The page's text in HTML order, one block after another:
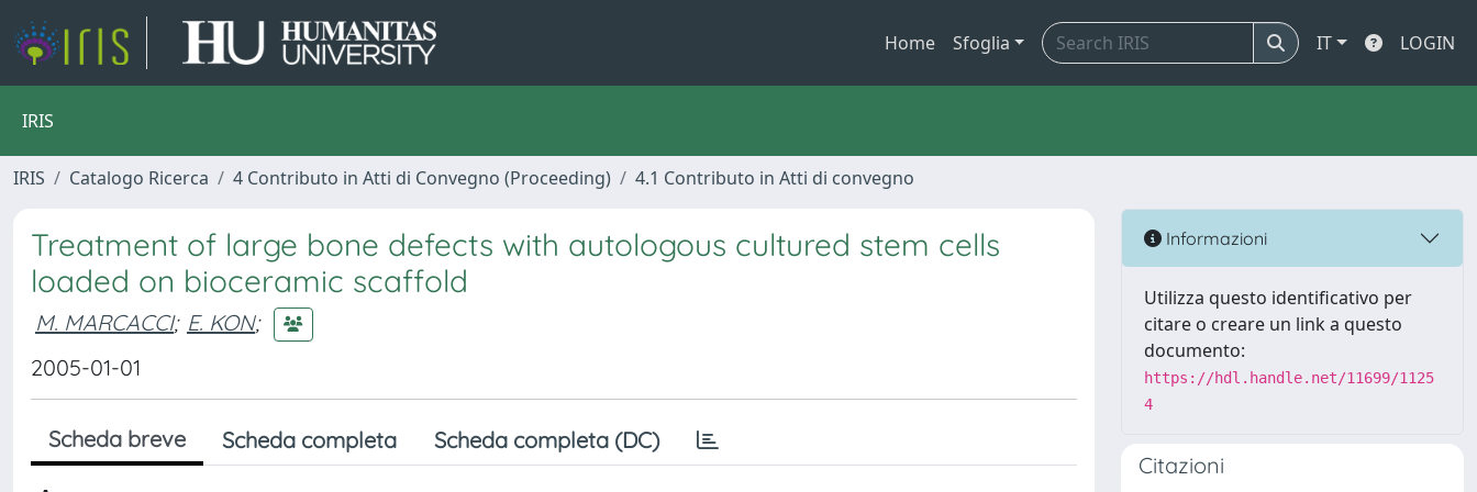
Home Sfoglia IT LOGIN
IRIS
IRIS Catalogo Ricerca 4 Contributo in Atti di Convegno (Proceeding) 4.1 Contributo in Atti di convegno
Treatment of large bone defects with autologous cultured stem cells
loaded on bioceramic scaffold
M. MARCACCI; E. KON;
2005-01-01
Scheda breve Scheda completa Scheda completa (DC)
Informazioni
Utilizza questo identificativo per
citare o creare un link a questo
documento:
https://hdl.handle.net/11699/1125
4
Citazioni